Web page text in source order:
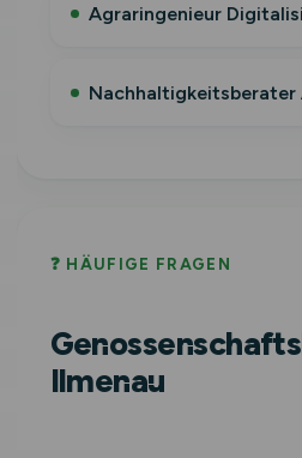
Agraringenieur
Nachhaltigkeitsberater
❓ HÄUFIGE FRAGEN
Ilmenau